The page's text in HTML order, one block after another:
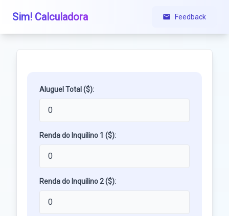
Sim! Calculadora Feedback
Aluguel Total ($):
Renda do Inquilino 1 ($):
Renda do Inquilino 2 ($):